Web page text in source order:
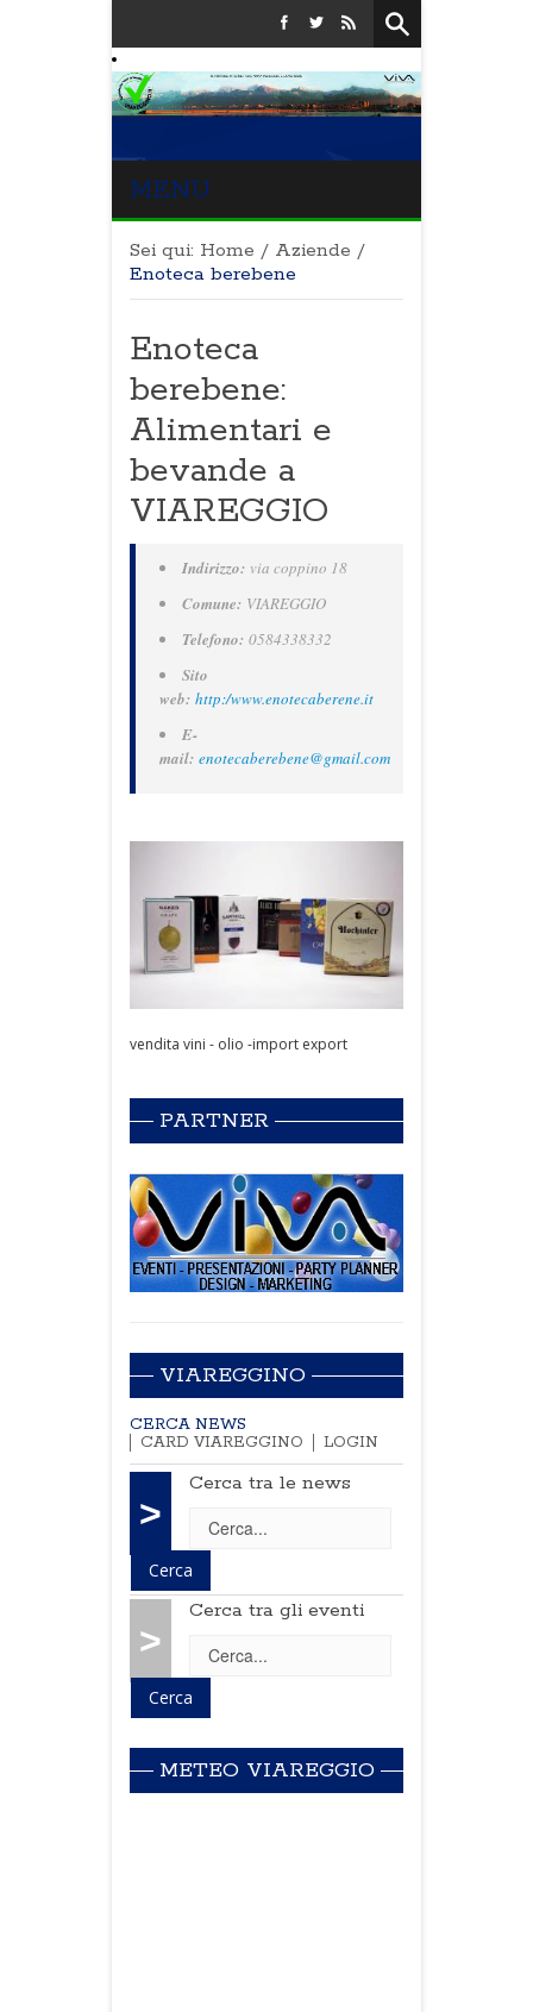
MENU
Sei qui: Home / Aziende /
Enoteca berebene
Enoteca
berebene:
Alimentari e
bevande a
VIAREGGIO
Indirizzo: via coppino 18
Comune: VIAREGGIO
Telefono: 0584338332
Sito
web: http:/www.enotecaberene.it
E-
mail: enotecaberebene@gmail.com
vendita vini - olio -import export
PARTNER
VIAREGGINO
CERCA NEWS
CARD VIAREGGINO
LOGIN
>
Cerca tra le news
>
Cerca tra gli eventi
METEO VIAREGGIO